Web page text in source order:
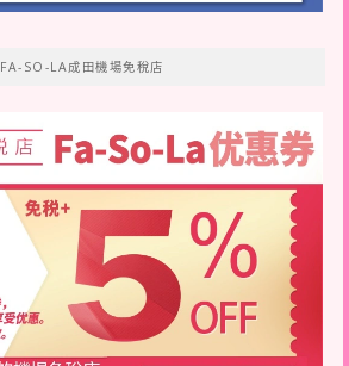
FA-SO-LA成田機場免稅店